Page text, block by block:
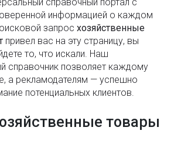
мёда и чем они отличаются
карманника?
пасту
информацией о каждом
запроc хозяйственные
привел вас на эту страницу, вы
то, что искали. Наш
справочник позволяет каждому
а рекламодателям — успешно
потенциальных клиентов.
товары